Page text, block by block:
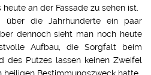
an der Fassade zu sehen ist.
die Jahrhunderte ein paar
dennoch sieht man noch heute
Aufbau, die Sorgfalt beim
des Putzes lassen keinen Zweifel
heiligen Bestimmungszweck hatte.